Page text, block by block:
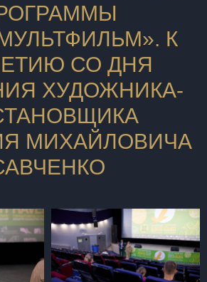
К
СО ДНЯ
ХУДОЖНИКА-
МИХАЙЛОВИЧА